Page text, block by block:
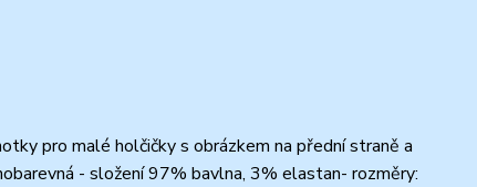
pro malé holčičky s obrázkem na přední straně a
- složení 97% bavlna, 3% elastan- rozměry: